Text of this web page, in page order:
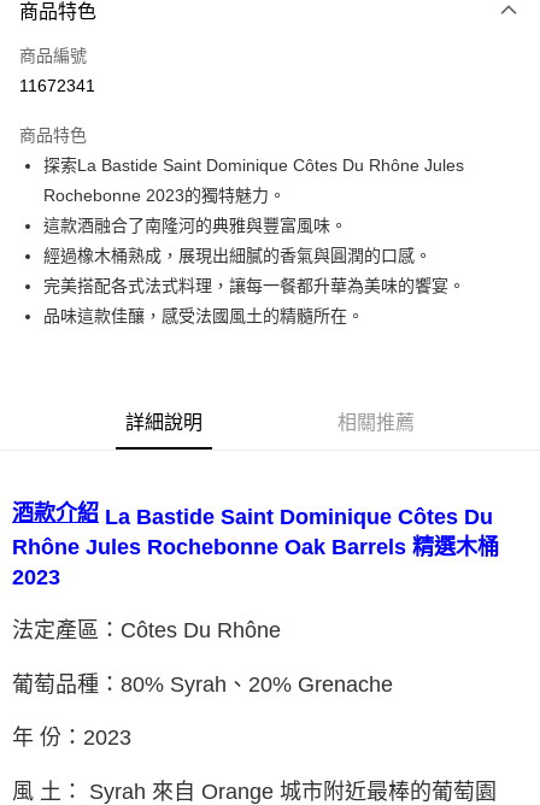
商品特色
商品編號
11672341
商品特色
探索La Bastide Saint Dominique Côtes Du Rhône Jules
Rochebonne 2023的獨特魅力。
這款酒融合了南隆河的典雅與豐富風味。
經過橡木桶熟成，展現出細膩的香氣與圓潤的口感。
完美搭配各式法式料理，讓每一餐都升華為美味的饗宴。
品味這款佳釀，感受法國風土的精髓所在。
詳細說明 相關推薦
酒款介紹 La Bastide Saint Dominique Côtes Du
Rhône Jules Rochebonne Oak Barrels 精選木桶
2023
法定產區：Côtes Du Rhône
葡萄品種：80% Syrah、20% Grenache
年 份：2023
風 土： Syrah 來自 Orange 城市附近最棒的葡萄園